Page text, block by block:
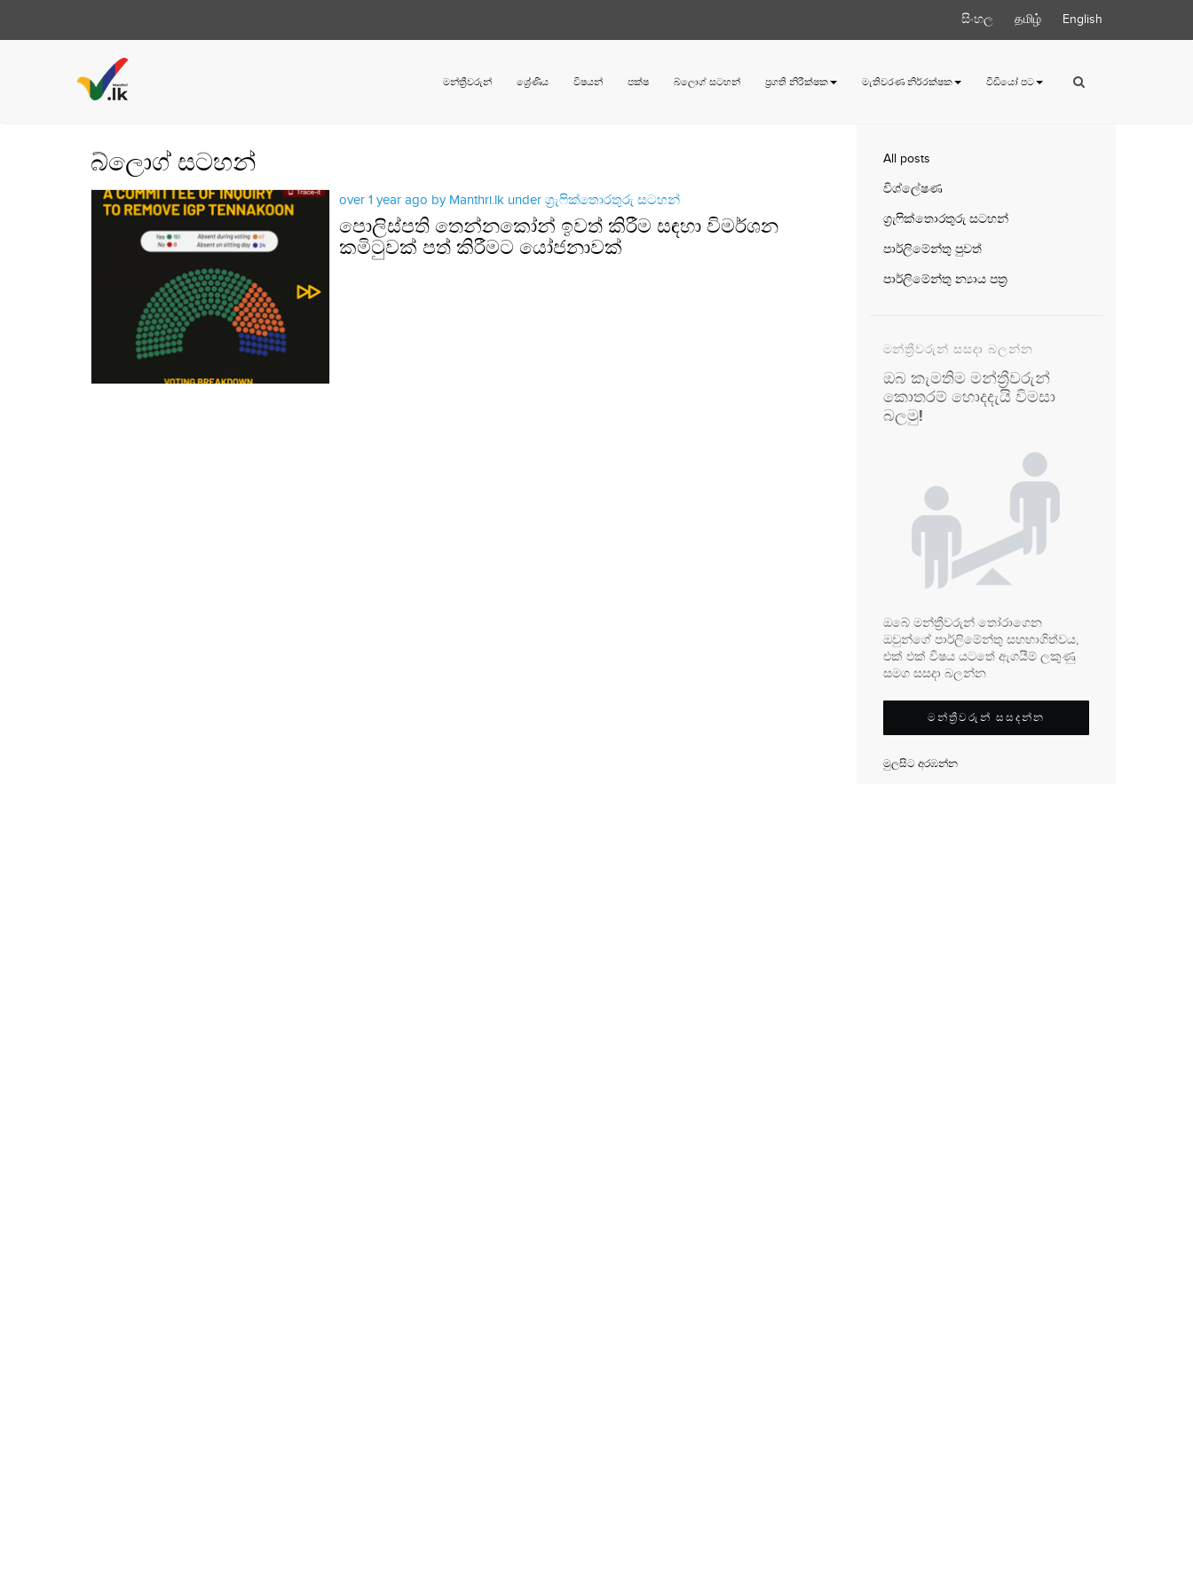
සිංහල தமிழ் English
මන්ත්‍රීවරුන් ශ්‍රේණිය විෂයන් පක්ෂ බ්ලොග් සටහන් ප්‍රගති නිරීක්ෂක මැතිවරණ නිර්‍රක්ෂක වීඩියෝ පට
බ්ලොග් සටහන්
over 1 year ago by Manthri.lk under ග්‍රැෆික්තොරතුරු සටහන්
පොලිස්පති තෙන්නකෝන් ඉවත් කිරීම සඳහා විමර්ශන
කමිටුවක් පත් කිරීමට යෝජනාවක්
All posts
විශ්ලේෂණ
ග්‍රැෆික්තොරතුරු සටහන්
පාර්ලිමේන්තු පුවත්
පාර්ලිමේන්තු න්‍යාය පත්‍ර
මන්ත්‍රීවරුන් සසදා බලන්න
ඔබ කැමතිම මන්ත්‍රීවරුන්
කොතරම් හොදදැයි විමසා
බලමු!
ඔබේ මන්ත්‍රීවරුන් තෝරාගෙන
ඔවුන්ගේ පාර්ලිමේන්තු සහභාගිත්වය,
එක් එක් විෂය යටතේ ඇගයීම් ලකුණු
සමග සසදා බලන්න
මන්ත්‍රීවරුන් සසදන්න
මුලසිට අරඹන්න